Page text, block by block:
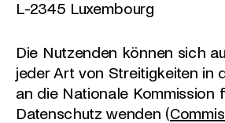
L-2345 Luxembourg
Die Nutzenden können sich
jeder Art von Streitigkeiten in
an die Nationale Kommission
Datenschutz wenden (